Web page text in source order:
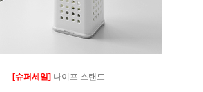
[슈퍼세일]나이프 스탠드